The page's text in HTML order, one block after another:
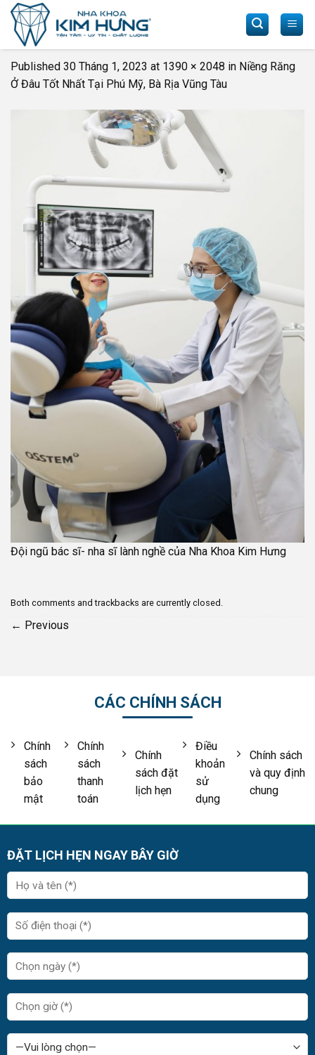
Skip
content
Published 30 Tháng 1, 2023 at 1390 × 2048 in Niềng Răng
Ở Đâu Tốt Nhất Tại Phú Mỹ, Bà Rịa Vũng Tàu
Đội ngũ bác sĩ- nha sĩ lành nghề của Nha Khoa Kim Hưng
Both comments and trackbacks are currently closed.
← Previous
CÁC CHÍNH SÁCH
Chính
sách
bảo
mật
Chính
sách
thanh
toán
Chính
sách đặt
lịch hẹn
Điều
khoản
sử
dụng
Chính sách
và quy định
chung
ĐẶT LỊCH HẸN NGAY BÂY GIỜ